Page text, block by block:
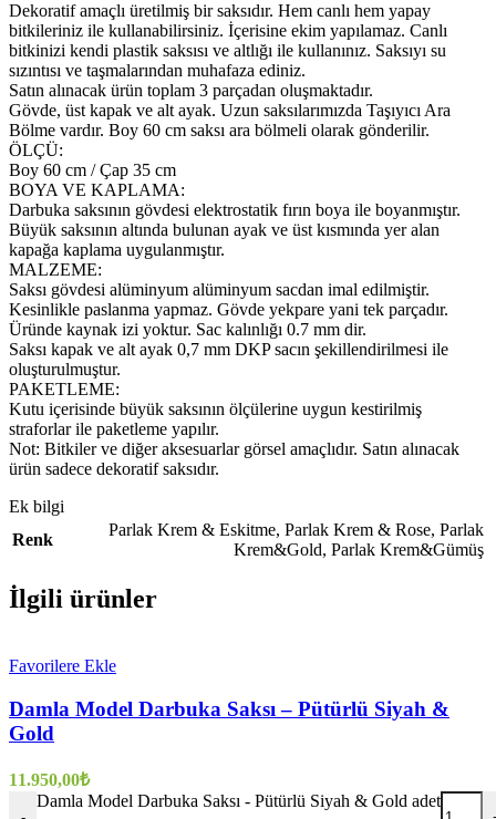
Dekoratif amaçlı üretilmiş bir saksıdır. Hem canlı hem yapay
bitkileriniz ile kullanabilirsiniz. İçerisine ekim yapılamaz. Canlı
bitkinizi kendi plastik saksısı ve altlığı ile kullanınız. Saksıyı su
sızıntısı ve taşmalarından muhafaza ediniz.
Satın alınacak ürün toplam 3 parçadan oluşmaktadır.
Gövde, üst kapak ve alt ayak. Uzun saksılarımızda Taşıyıcı Ara
Bölme vardır. Boy 60 cm saksı ara bölmeli olarak gönderilir.
ÖLÇÜ:
Boy 60 cm / Çap 35 cm
BOYA VE KAPLAMA:
Darbuka saksının gövdesi elektrostatik fırın boya ile boyanmıştır.
Büyük saksının altında bulunan ayak ve üst kısmında yer alan
kapağa kaplama uygulanmıştır.
MALZEME:
Saksı gövdesi alüminyum alüminyum sacdan imal edilmiştir.
Kesinlikle paslanma yapmaz. Gövde yekpare yani tek parçadır.
Üründe kaynak izi yoktur. Sac kalınlığı 0.7 mm dir.
Saksı kapak ve alt ayak 0,7 mm DKP sacın şekillendirilmesi ile
oluşturulmuştur.
PAKETLEME:
Kutu içerisinde büyük saksının ölçülerine uygun kestirilmiş
straforlar ile paketleme yapılır.
Not: Bitkiler ve diğer aksesuarlar görsel amaçlıdır. Satın alınacak
ürün sadece dekoratif saksıdır.
Ek bilgi
Renk
Parlak Krem & Eskitme, Parlak Krem & Rose, Parlak
Krem&Gold, Parlak Krem&Gümüş
İlgili ürünler
Favorilere Ekle
Damla Model Darbuka Saksı – Pütürlü Siyah &
Gold
11.950,00₺
Damla Model Darbuka Saksı - Pütürlü Siyah & Gold adet